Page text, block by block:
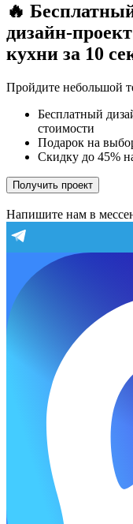
🔥
дизайн-проект
кухни за 10
Пройдите небольшой
Бесплатный
стоимости
Подарок на
Скидку до 45%
Получить проект
Напишите нам в